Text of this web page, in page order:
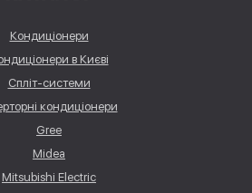
Кондиціонери
в Києві
Спліт-системи
кондиціонери
Gree
Midea
Mitsubishi Electric